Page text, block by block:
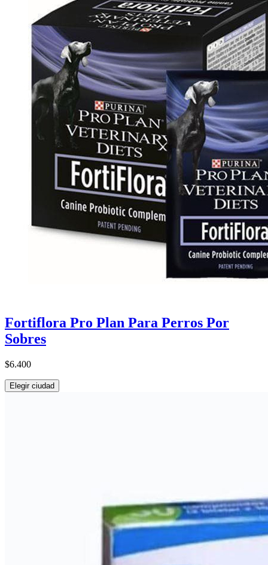
Fortiflora Pro Plan Para Perros Por
Sobres
$6.400
Elegir ciudad